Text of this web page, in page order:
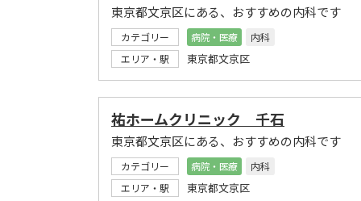
東京都文京区にある、おすすめの内科です
カテゴリー 病院・医療
内科
エリア・駅
東京都文京区
祐ホームクリニック 千石
東京都文京区にある、おすすめの内科です
カテゴリー 病院・医療
内科
エリア・駅
東京都文京区